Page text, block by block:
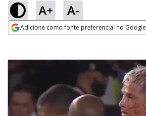
A+ A-
Adicione como fonte preferencial no Google